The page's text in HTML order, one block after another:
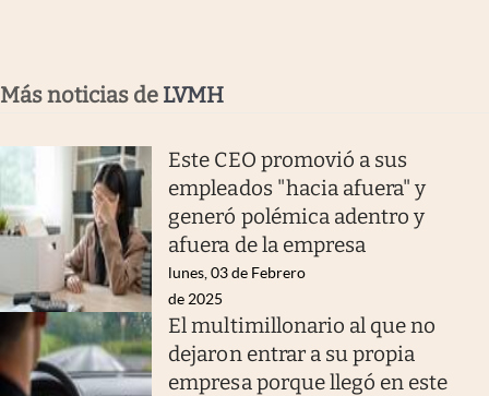
Más noticias de LVMH
Este CEO promovió a sus
empleados "hacia afuera" y
generó polémica adentro y
afuera de la empresa
lunes, 03 de Febrero
de 2025
El multimillonario al que no
dejaron entrar a su propia
empresa porque llegó en este